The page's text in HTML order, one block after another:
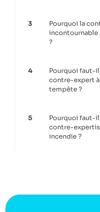
3
Pourquoi la
incontournable
?
4
Pourquoi faut-
contre-expert à
tempête ?
5
Pourquoi faut-il
contre-
incendie ?